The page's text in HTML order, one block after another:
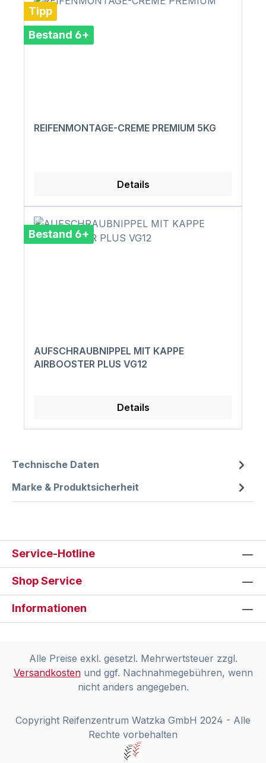
Tipp
Bestand 6+
REIFENMONTAGE-CREME PREMIUM 5KG
Details
Bestand 6+
AUFSCHRAUBNIPPEL MIT KAPPE
AIRBOOSTER PLUS VG12
Details
Technische Daten
Marke & Produktsicherheit
Service-Hotline
Shop Service
Informationen
Alle Preise exkl. gesetzl. Mehrwertsteuer zzgl.
Versandkostenund ggf. Nachnahmegebühren, wenn
nicht anders angegeben.
Copyright Reifenzentrum Watzka GmbH 2024 - Alle
Rechte vorbehalten